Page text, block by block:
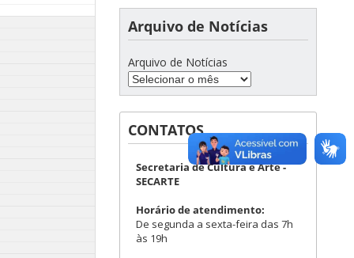
Arquivo de Notícias
Arquivo de Notícias
CONTATOS
Secretaria de Cultura e Arte -
SECARTE
Horário de atendimento:
De segunda a sexta-feira das 7h
às 19h